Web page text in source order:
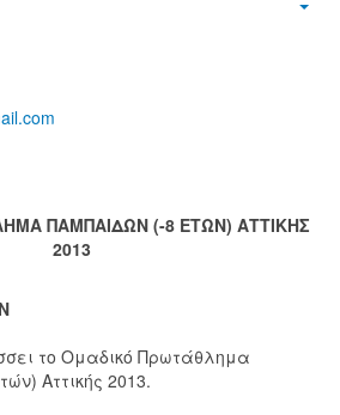
ΠΑΜΠΑΙΔΩΝ (-8 ΕΤΩΝ) ΑΤΤΙΚΗΣ
2013
το Ομαδικό Πρωτάθλημα
Αττικής 2013.